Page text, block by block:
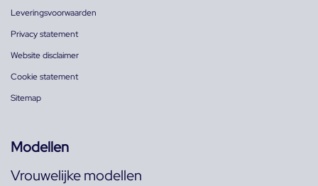
Leveringsvoorwaarden
Privacy statement
Website disclaimer
Cookie statement
Sitemap
Modellen
Vrouwelijke modellen